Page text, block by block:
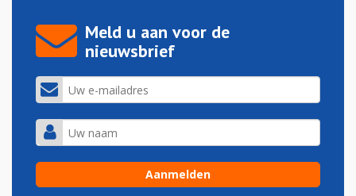
Meld u aan voor de
nieuwsbrief